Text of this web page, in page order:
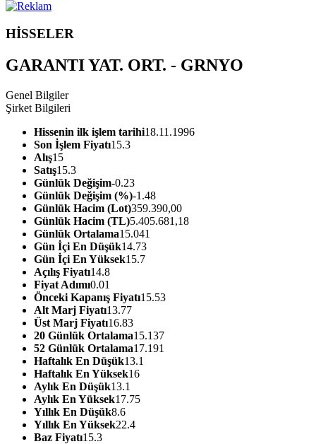
HİSSELER
GARANTI YAT. ORT. - GRNYO
Genel Bilgiler
Şirket Bilgileri
Hissenin ilk işlem tarihi18.11.1996
Son İşlem Fiyatı15.3
Alış15
Satış15.3
Günlük Değişim-0.23
Günlük Değişim (%)-1.48
Günlük Hacim (Lot)359.390,00
Günlük Hacim (TL)5.405.681,18
Günlük Ortalama15.041
Gün İçi En Düşük14.73
Gün İçi En Yüksek15.7
Açılış Fiyatı14.8
Fiyat Adımı0.01
Önceki Kapanış Fiyatı15.53
Alt Marj Fiyatı13.77
Üst Marj Fiyatı16.83
20 Günlük Ortalama15.137
52 Günlük Ortalama17.191
Haftalık En Düşük13.1
Haftalık En Yüksek16
Aylık En Düşük13.1
Aylık En Yüksek17.75
Yıllık En Düşük8.6
Yıllık En Yüksek22.4
Baz Fiyatı15.3